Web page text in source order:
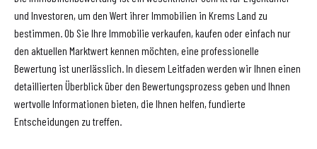
und Investoren, um den Wert ihrer Immobilien in Krems Land zu
bestimmen. Ob Sie Ihre Immobilie verkaufen, kaufen oder einfach nur
den aktuellen Marktwert kennen möchten, eine professionelle
Bewertung ist unerlässlich. In diesem Leitfaden werden wir Ihnen einen
detaillierten Überblick über den Bewertungsprozess geben und Ihnen
wertvolle Informationen bieten, die Ihnen helfen, fundierte
Entscheidungen zu treffen.